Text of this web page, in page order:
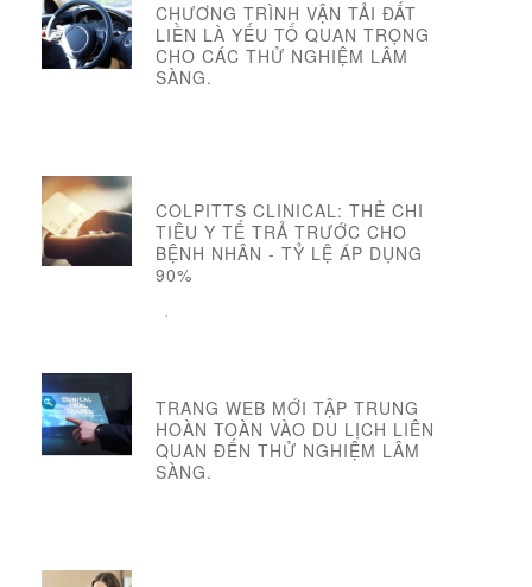
CHƯƠNG TRÌNH VẬN TẢI ĐẤT
LIỀN LÀ YẾU TỐ QUAN TRỌNG
CHO CÁC THỬ NGHIỆM LÂM
SÀNG.
COLPITTS CLINICAL: THẺ CHI
TIÊU Y TẾ TRẢ TRƯỚC CHO
BỆNH NHÂN - TỶ LỆ ÁP DỤNG
90%
,
TRANG WEB MỚI TẬP TRUNG
HOÀN TOÀN VÀO DU LỊCH LIÊN
QUAN ĐẾN THỬ NGHIỆM LÂM
SÀNG.